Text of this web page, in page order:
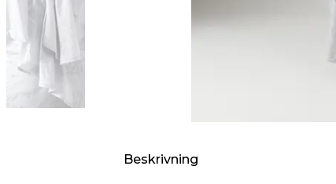
Beskrivning